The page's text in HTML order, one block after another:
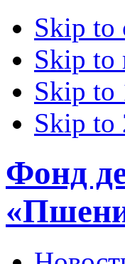
Skip to
Skip to
Skip to
Skip to
Фонд